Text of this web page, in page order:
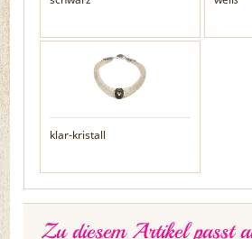
klar-kristall
Zu diesem Artikel passt